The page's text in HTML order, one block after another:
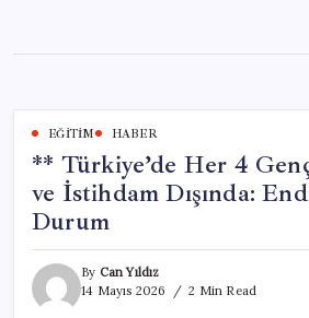
content
EĞITIM HABER
** Türkiye’de Her 4
ve İstihdam Dışında:
Durum
By Can Yıldız
14 Mayıs 2026
2 Min Read